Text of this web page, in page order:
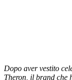
Dopo aver vestito
Theron, il brand che